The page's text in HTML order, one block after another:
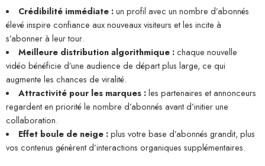
Crédibilité immédiate :un profil avec un nombre d’abonnés
élevé inspire confiance aux nouveaux visiteurs et les incite à
s’abonner à leur tour.
Meilleure distribution algorithmique :chaque nouvelle
vidéo bénéficie d’une audience de départ plus large, ce qui
augmente les chances de viralité.
Attractivité pour les marques :les partenaires et annonceurs
regardent en priorité le nombre d’abonnés avant d’initier une
collaboration.
Effet boule de neige :plus votre base d’abonnés grandit, plus
vos contenus génèrent d’interactions organiques supplémentaires.